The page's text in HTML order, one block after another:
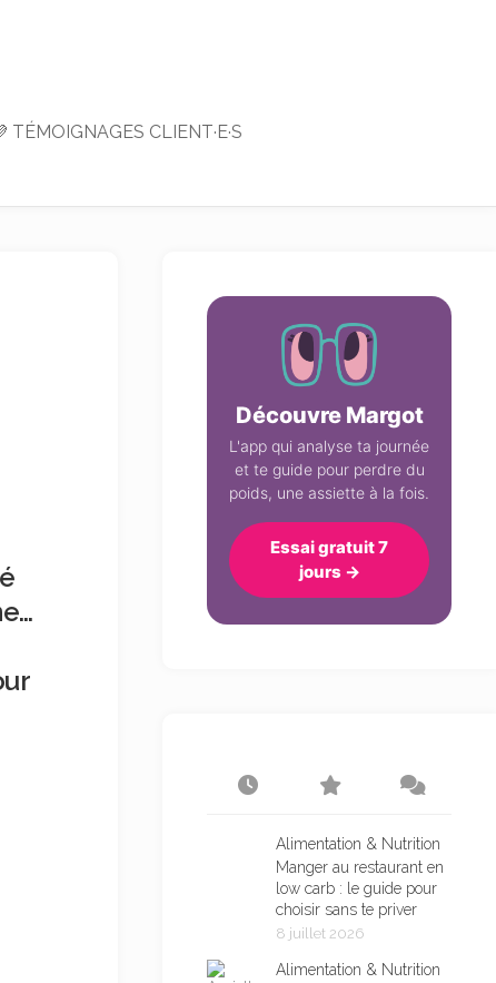
TÉMOIGNAGES CLIENT·E·S
Découvre Margot
L'app qui analyse ta journée
et te guide pour perdre du
poids, une assiette à la fois.
Essai gratuit 7
jours →
Alimentation & Nutrition
Manger au restaurant en
low carb : le guide pour
choisir sans te priver
8 juillet 2026
Alimentation & Nutrition